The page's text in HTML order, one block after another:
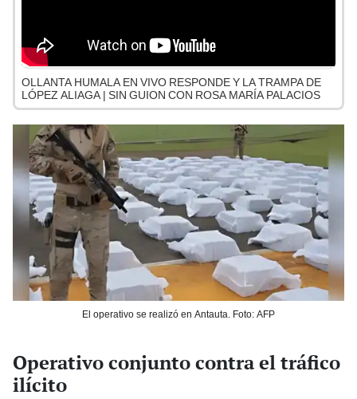
OLLANTA HUMALA EN VIVO RESPONDE Y LA TRAMPA DE
LÓPEZ ALIAGA | SIN GUION CON ROSA MARÍA PALACIOS
El operativo se realizó en Antauta. Foto: AFP
Operativo conjunto contra el tráfico
ilícito